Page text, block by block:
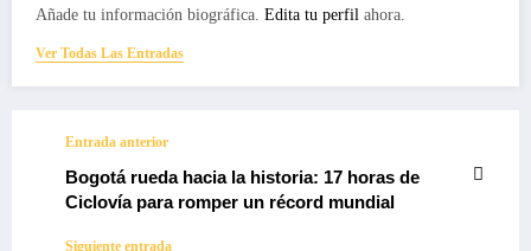
Añade tu información biográfica. Edita tu perfil ahora.
Ver Todas Las Entradas
Entrada anterior
Bogotá rueda hacia la historia: 17 horas de
Ciclovía para romper un récord mundial
Siguiente entrada